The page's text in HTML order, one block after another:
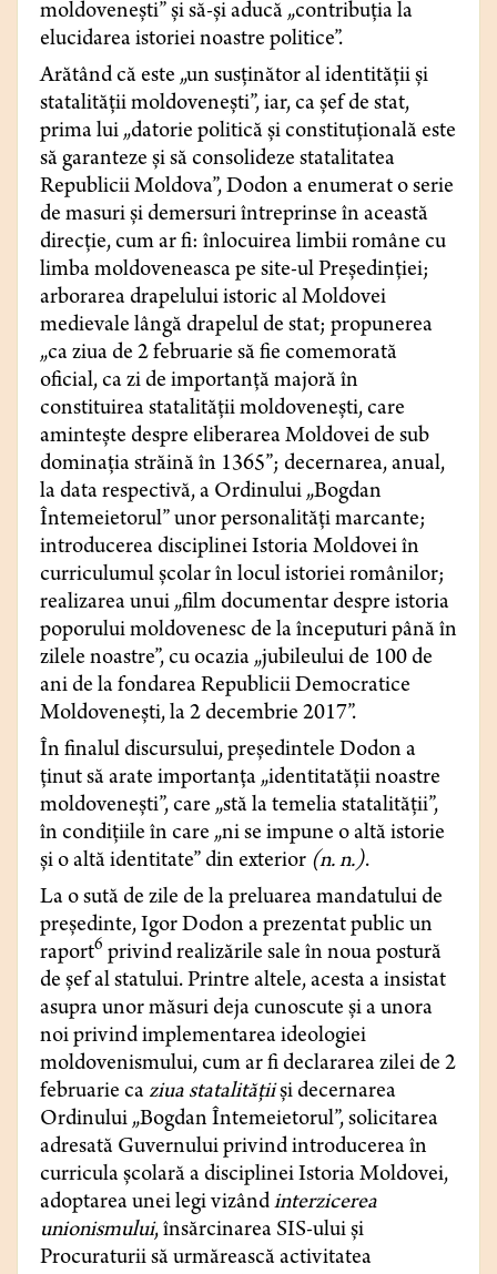
moldoveneşti” şi să-şi aducă „contribuţia la
elucidarea istoriei noastre politice”.
Arătând că este „un susţinător al identităţii şi
statalităţii moldoveneşti”, iar, ca şef de stat,
prima lui „datorie politică şi constituţională este
să garanteze şi să consolideze statalitatea
Republicii Moldova”, Dodon a enumerat o serie
de masuri şi demersuri întreprinse în această
direcţie, cum ar fi: înlocuirea limbii române cu
limba moldoveneasca pe site-ul Preşedinţiei;
arborarea drapelului istoric al Moldovei
medievale lângă drapelul de stat; propunerea
„ca ziua de 2 februarie să fie comemorată
oficial, ca zi de importanţă majoră în
constituirea statalităţii moldoveneşti, care
aminteşte despre eliberarea Moldovei de sub
dominaţia străină în 1365”; decernarea, anual,
la data respectivă, a Ordinului „Bogdan
Întemeietorul” unor personalităţi marcante;
introducerea disciplinei Istoria Moldovei în
curriculumul şcolar în locul istoriei românilor;
realizarea unui „film documentar despre istoria
poporului moldovenesc de la începuturi până în
zilele noastre”, cu ocazia „jubileului de 100 de
ani de la fondarea Republicii Democratice
Moldoveneşti, la 2 decembrie 2017”.
În finalul discursului, preşedintele Dodon a
ţinut să arate importanța „identitatății noastre
moldovenești”, care „stă la temelia statalităţii”,
în condiţiile în care „ni se impune o altă istorie
şi o altă identitate” din exterior (n. n.).
La o sută de zile de la preluarea mandatului de
preşedinte, Igor Dodon a prezentat public un
raport6 privind realizările sale în noua postură
de şef al statului. Printre altele, acesta a insistat
asupra unor măsuri deja cunoscute şi a unora
noi privind implementarea ideologiei
moldovenismului, cum ar fi declararea zilei de 2
februarie ca ziua statalităţiişi decernarea
Ordinului „Bogdan Întemeietorul”, solicitarea
adresată Guvernului privind introducerea în
curricula şcolară a disciplinei Istoria Moldovei,
adoptarea unei legi vizândinterzicerea
unionismului, însărcinarea SIS-ului şi
Procuraturii să urmărească activitatea